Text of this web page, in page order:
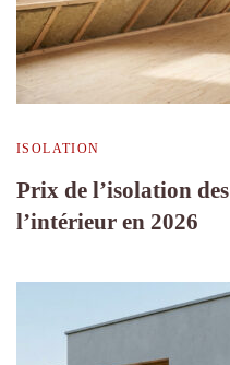
ISOLATION
Prix de l’isolation
l’intérieur en 2026